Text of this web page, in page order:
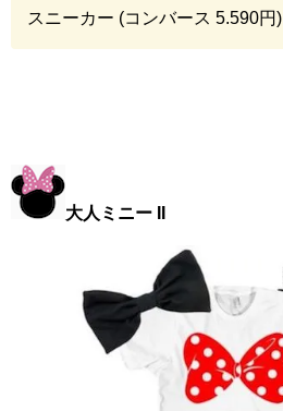
スニーカー (コンバース 5.590円)
大人ミニー II